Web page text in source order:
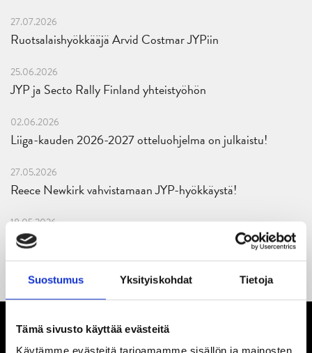
Suostumus Yksityiskohdat Tietoja
Tämä sivusto käyttää evästeitä
27.07.2026
Ruotsalaishyökkääjä Arvid Costmar JYPiin
25.06.2026
JYP ja Secto Rally Finland yhteistyöhön
02.06.2026
Liiga-kauden 2026-2027 otteluohjelma on julkaistu!
27.05.2026
Reece Newkirk vahvistamaan JYP-hyökkäystä!
18.05.2026
Jaatinen ja Liljamo jatkosopimuksiin – JYPin ja KeuPa HT:n
yhteistyö jatkuu